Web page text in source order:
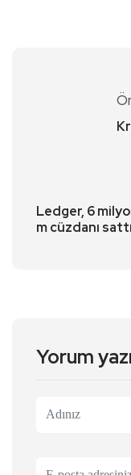
Ledger, 6
m cüzdanı sattı
Yorum